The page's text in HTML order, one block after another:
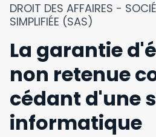
DROIT DES AFFAIRES -
SIMPLIFIÉE (SAS)
La garantie
non retenue
cédant d'une
informatique